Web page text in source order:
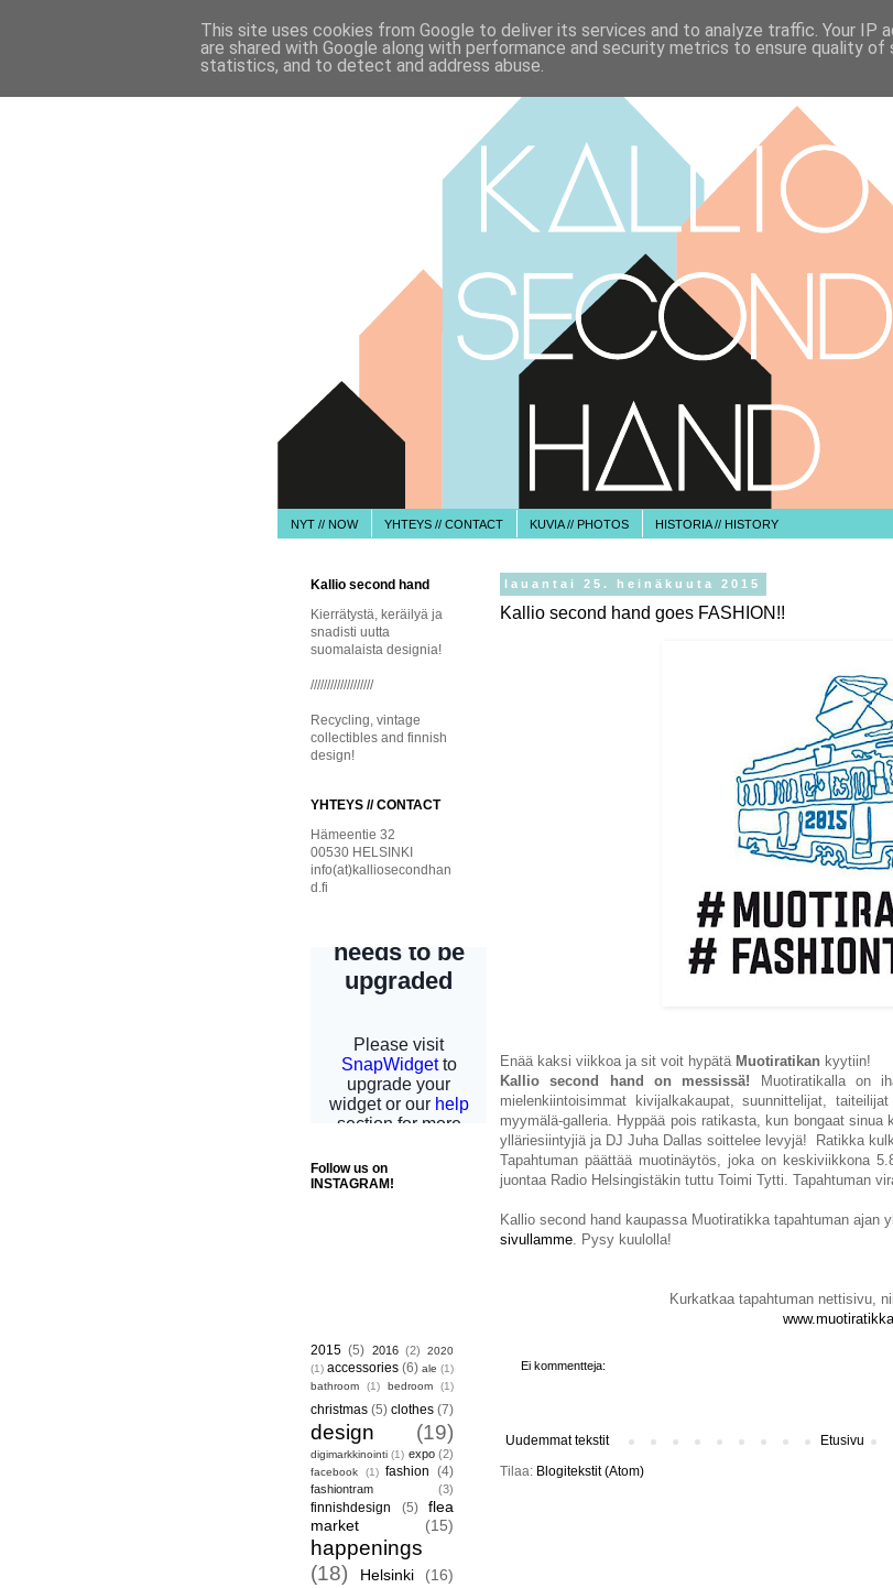
NYT // NOW YHTEYS // CONTACT KUVIA // PHOTOS HISTORIA // HISTORY
lauantai 25. heinäkuuta 2015
Kallio second hand goes FASHION!!
Enää kaksi viikkoa ja sit voit hypätä Muotiratikan kyytiin!
Kallio second hand on messissä! Muotiratikalla on
mielenkiintoisimmat kivijalkakaupat, suunnittelijat,
myymälä-galleria. Hyppää pois ratikasta, kun bongaat
ylläriesiintyjiä ja DJ Juha Dallas soittelee levyjä! Ratikka
Tapahtuman päättää muotinäytös, joka on keskiviikkona
juontaa Radio Helsingistäkin tuttu Toimi Tytti. Tapahtuman
Kallio second hand kaupassa Muotiratikka tapahtuman
sivullamme. Pysy kuulolla!
Kurkatkaa tapahtuman nettisivu,
Ei kommentteja:
Uudemmat tekstit
Etusivu
Tilaa: Blogitekstit (Atom)
Kallio second hand
Kierrätystä, keräilyä ja
snadisti uutta
suomalaista designia!
///////////////////
Recycling, vintage
collectibles and finnish
design!
YHTEYS // CONTACT
Hämeentie 32
00530 HELSINKI
info(at)kalliosecondhan
d.fi
Follow us on
INSTAGRAM!
2015 (5) 2016 (2)
2020
(1) accessories (6) ale (1)
bathroom
(1) bedroom (1)
christmas (5) clothes (7)
design (19)
digimarkkinointi (1) expo (2)
facebook (1) fashion (4)
fashiontram (3)
finnishdesign (5)
flea
market
(15)
happenings
(18)
Helsinki (16)
This site uses cookies from Google to deliver its services and to analyze traffic. Your IP
are shared with Google along with performance and security metrics to ensure quality of
statistics, and to detect and address abuse.